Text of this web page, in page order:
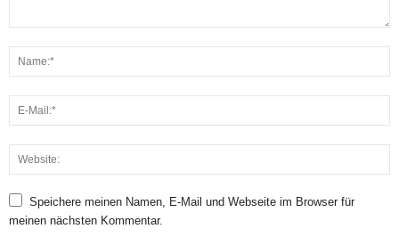
Speichere meinen Namen, E-Mail und Webseite im Browser für
meinen nächsten Kommentar.